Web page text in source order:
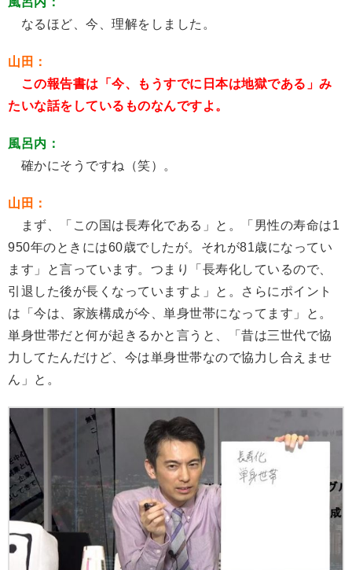
なるほど、今、理解をしました。
山田：
この報告書は「今、もうすでに日本は地獄である」み
たいな話をしているものなんですよ。
風呂内：
確かにそうですね（笑）。
山田：
まず、「この国は長寿化である」と。「男性の寿命は1
950年のときには60歳でしたが。それが81歳になってい
ます」と言っています。つまり「長寿化しているので、
引退した後が長くなっていますよ」と。さらにポイント
は「今は、家族構成が今、単身世帯になってます」と。
単身世帯だと何が起きるかと言うと、「昔は三世代で協
力してたんだけど、今は単身世帯なので協力し合えませ
ん」と。